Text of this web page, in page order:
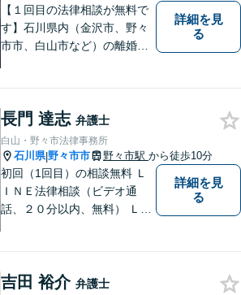
【１回目の法律相談が無料で
す】石川県内（金沢市、野々
市市、白山市など）の離婚、
のお悩みも、女性の弁護士が
相談にのることができます。
【女性弁護士在籍】
詳細を見
る
長門 達志 弁護士
白山・野々市法律事務所
石川県|野々市市 野々市駅 から徒歩10分
初回（1回目）の相談無料 Ｌ
ＩＮＥ法律相談（ビデオ通
話、２０分以内、無料） ＬＩ
産、個人再生、任意整理）
詳細を見
る
吉田 裕介 弁護士